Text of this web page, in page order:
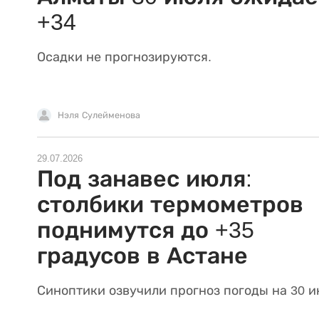
+34
Осадки не прогнозируются.
Нэля Сулейменова
29.07.2026
Под занавес июля:
столбики термометров
поднимутся до +35
градусов в Астане
Синоптики озвучили прогноз погоды на 30